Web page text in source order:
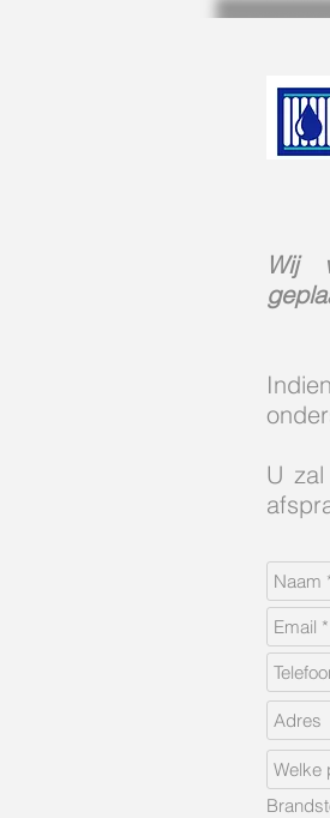
Wij
U